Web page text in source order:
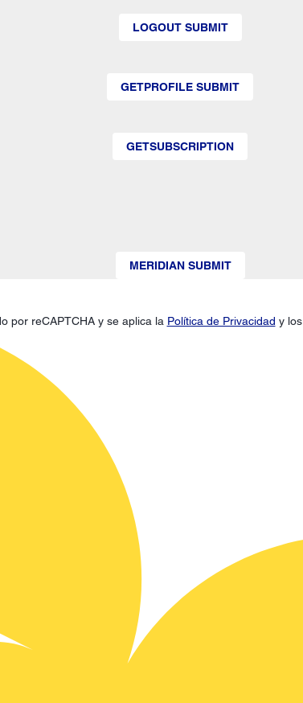
LOGOUT SUBMIT
GETPROFILE SUBMIT
GETSUBSCRIPTION
MERIDIAN SUBMIT
por reCAPTCHA y se aplica la Política de Privacidad y los